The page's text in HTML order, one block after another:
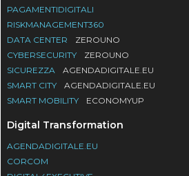
PAGAMENTIDIGITALI
RISKMANAGEMENT360
DATA CENTER
ZEROUNO
CYBERSECURITY
ZEROUNO
SICUREZZA
AGENDADIGITALE.EU
SMART CITY
AGENDADIGITALE.EU
SMART MOBILITY
ECONOMYUP
Digital Transformation
AGENDADIGITALE.EU
CORCOM